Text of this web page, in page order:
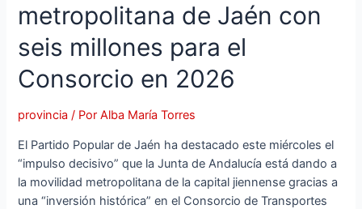
Torredonjimeno
por
su
durante
dana
de
2024
en
Valencia
metropolitana de Jaén con
seis millones para el
Consorcio en 2026
provincia / PorAlba María Torres
El Partido Popular de Jaén ha destacado este miércoles el
“impulso decisivo” que la Junta de Andalucía está dando a
la movilidad metropolitana de la capital jiennense gracias a
una “inversión histórica” en el Consorcio de Transportes